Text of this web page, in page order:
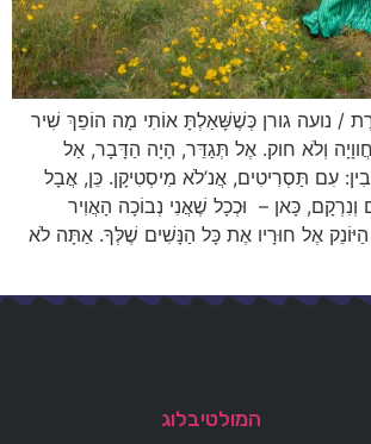
/ נועה גורן כְּשֶׁשָּׁאַלְתָּ אוֹתִי מָה הוֹפֵךְ שִׁיר
וְלֹא חוק. אֶל תְּגַדֵּר, הָיָה הַדָּבָר, אַל
עִם תַּסְרִיטִים, אֲנ’לֹא מִיסְטִיקָן. כֵּן, אֲבָל
כָּאן – וּכְכָל שֶׁאֲנִי נְבוֹכָה הָאֲוִיר
אֶל חוּרָיו אֶת כָּל הַנָּשִׁים שֶׁלְּךָ. אַתָּה לֹא
המולטיבלוג